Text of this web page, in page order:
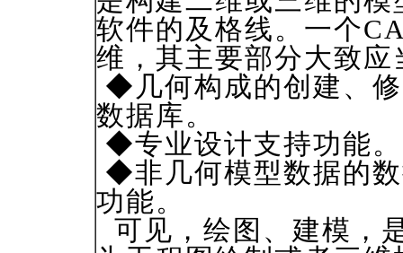
软件的及格线。一个
维，其主要部分大致
◆几何构成的创建、
数据库。
◆专业设计支持功能。
◆非几何模型数据的
功能。
可见，绘图、建模，